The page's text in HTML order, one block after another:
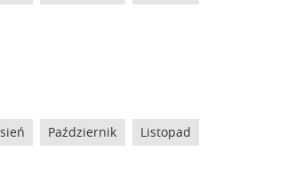
Październik Listopad